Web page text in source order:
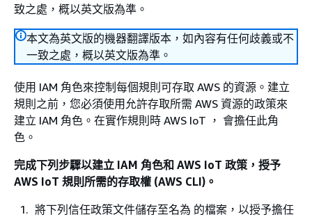
致之處，概以英文版為準。
本文為英文版的機器翻譯版本，如內容有任何歧義或不
一致之處，概以英文版為準。
使用 IAM 角色來控制每個規則可存取 AWS 的資源。建立
規則之前，您必須使用允許存取所需 AWS 資源的政策來
建立 IAM 角色。在實作規則時 AWS IoT ， 會擔任此角
色。
完成下列步驟以建立 IAM 角色和 AWS IoT 政策，授予
AWS IoT 規則所需的存取權 (AWS CLI)。
將下列信任政策文件儲存至名為 的檔案，以授予擔任